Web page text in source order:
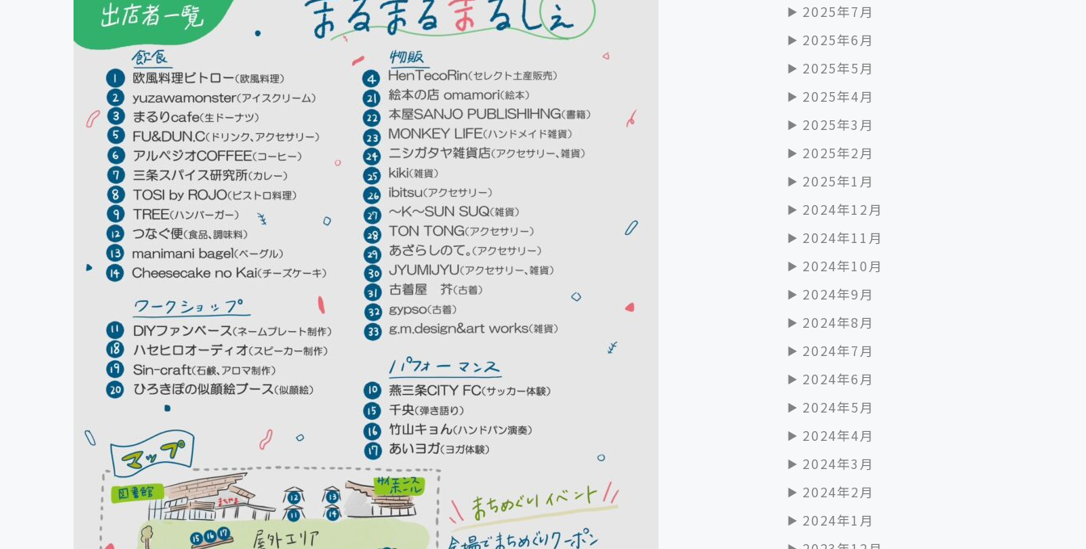
2025年7月
2025年6月
2025年5月
2025年4月
2025年3月
2025年2月
2025年1月
2024年12月
2024年11月
2024年10月
2024年9月
2024年8月
2024年7月
2024年6月
2024年5月
2024年4月
2024年3月
2024年2月
2024年1月